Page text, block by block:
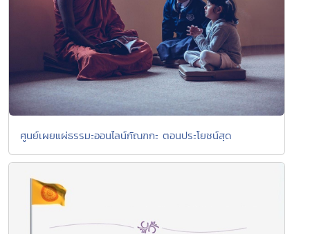
ศูนย์เผยแผ่ธรรมะออนไลน์กัณฑกะ ตอนประโยชน์สุด